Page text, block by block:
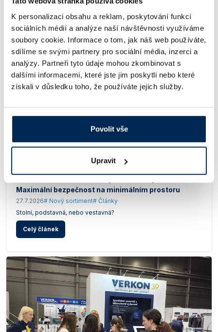
K personalizaci obsahu a reklam, poskytování funkcí
sociálních médií a analýze naší návštěvnosti využíváme
soubory cookie. Informace o tom, jak náš web používáte,
sdílíme se svými partnery pro sociální média, inzerci a
analýzy. Partneři tyto údaje mohou zkombinovat s
dalšími informacemi, které jste jim poskytli nebo které
získali v důsledku toho, že používáte jejich služby.
Povolit vše
Upravit
Podobné příspěvky
Maximální bezpečnost na minimálním prostoru
27.7.2026# Nový sortiment# Články
Stolní, podstavná, nebo vestavná?
Celý článek